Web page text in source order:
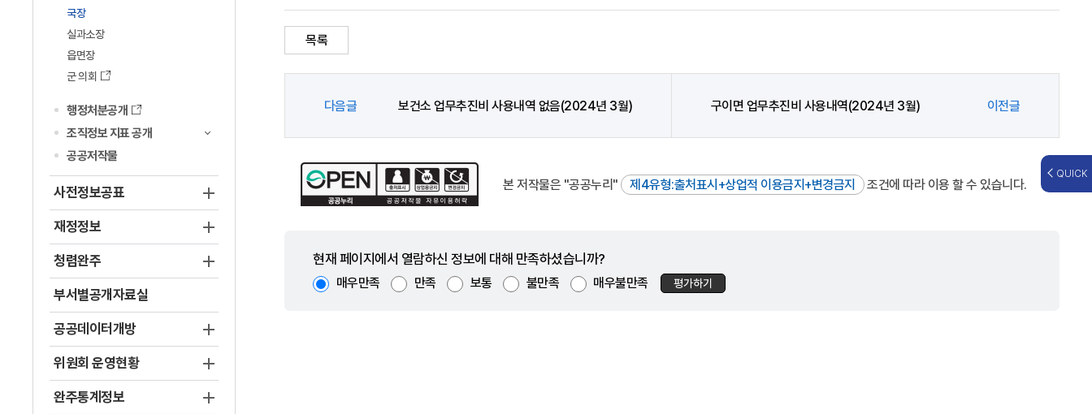
국장
실과소장
읍면장
군 의회
행정처분공개
조직정보 지표 공개
공공저작물
사전정보공표
재정정보
청렴완주
부서별공개자료실
공공데이터개방
위원회 운영현황
완주통계정보
목록
다음글 보건소 업무추진비 사용내역 없음(2024년 3월) 구이면 업무추진비 사용내역(2024년 3월) 이전글
본 저작물은 "공공누리" 제4유형:출처표시+상업적 이용금지+변경금지 조건에 따라 이용 할 수 있습니다.
현재 페이지에서 열람하신 정보에 대해 만족하셨습니까?
매우만족 만족 보통 불만족 매우불만족 평가하기
QUICK